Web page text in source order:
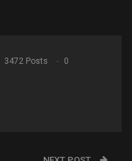
3472 Posts 0